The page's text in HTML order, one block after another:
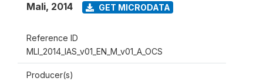
Mali, 2014 GET MICRODATA
Reference ID
MLI_2014_IAS_v01_EN_M_v01_A_OCS
Producer(s)